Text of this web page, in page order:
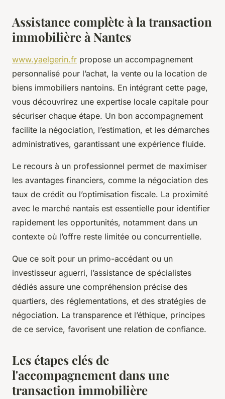
Assistance complète à la transaction
immobilière à Nantes
www.yaelgerin.fr propose un accompagnement
personnalisé pour l’achat, la vente ou la location de
biens immobiliers nantoins. En intégrant cette page,
vous découvrirez une expertise locale capitale pour
sécuriser chaque étape. Un bon accompagnement
facilite la négociation, l’estimation, et les démarches
administratives, garantissant une expérience fluide.
Le recours à un professionnel permet de maximiser
les avantages financiers, comme la négociation des
taux de crédit ou l’optimisation fiscale. La proximité
avec le marché nantais est essentielle pour identifier
rapidement les opportunités, notamment dans un
contexte où l’offre reste limitée ou concurrentielle.
Que ce soit pour un primo-accédant ou un
investisseur aguerri, l’assistance de spécialistes
dédiés assure une compréhension précise des
quartiers, des réglementations, et des stratégies de
négociation. La transparence et l’éthique, principes
de ce service, favorisent une relation de confiance.
Les étapes clés de
l'accompagnement dans une
transaction immobilière